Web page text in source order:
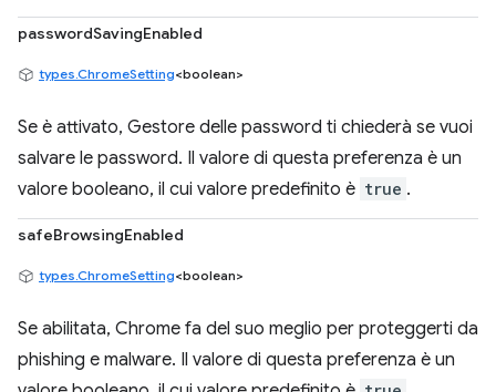
passwordSavingEnabled
types.ChromeSetting<boolean>
Se è attivato, Gestore delle password ti chiederà se vuoi
salvare le password. Il valore di questa preferenza è un
valore booleano, il cui valore predefinito è true .
safeBrowsingEnabled
types.ChromeSetting<boolean>
Se abilitata, Chrome fa del suo meglio per proteggerti da
phishing e malware. Il valore di questa preferenza è un